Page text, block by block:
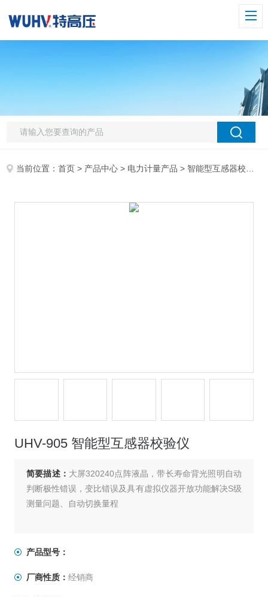
当前位置：首页 > 产品中心 > 电力计量产品 > 智能型互感器校验仪
UHV-905 智能型互感器校验仪
简要描述： 大屏320240点阵液晶，带长寿命背光照明自动
判断极性错误，变比错误及具有虚拟仪器开放功能解决S级
测量问题、自动切换量程
产品型号：
厂商性质： 经销商